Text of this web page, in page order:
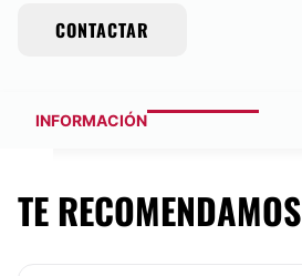
CONTACTAR
INFORMACIÓN
TE RECOMENDAMOS